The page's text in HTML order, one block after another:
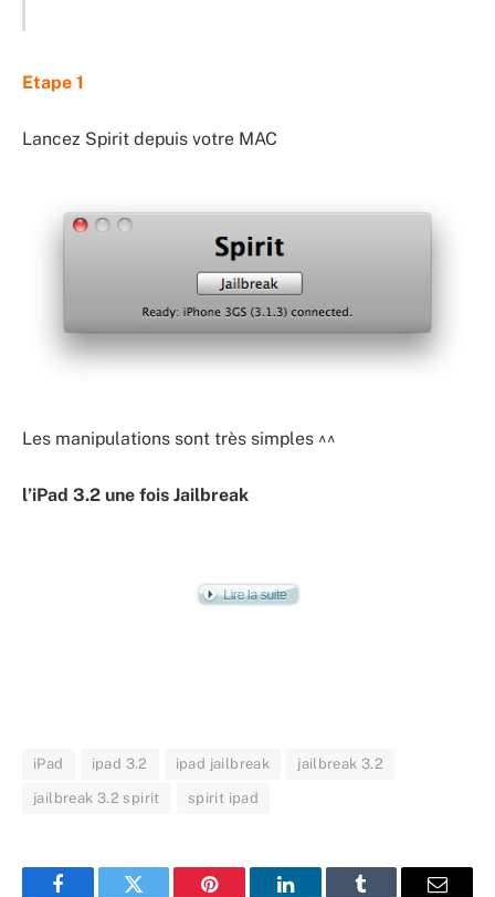
Etape 1
Lancez Spirit depuis votre MAC
Les manipulations sont très simples ^^
l’iPad 3.2 une fois Jailbreak
iPad ipad 3.2 ipad jailbreak jailbreak 3.2
jailbreak 3.2 spirit spirit ipad